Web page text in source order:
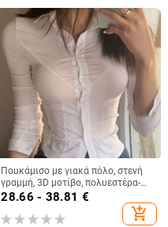
Πουκάμισο με γιακά πόλο, στενή
γραμμή, 3D μοτίβο, πολυεστέρα-
σπαντέξ ύφασμα
28.66 - 38.81 €
add_shopping_cart